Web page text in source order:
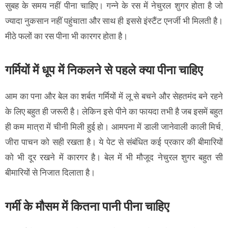
सुबह के समय नहीं पीना चाहिए। गन्ने के रस में नेचुरल शुगर होता है जो
ज्यादा नुकसान नहीं पहुंचाता और साथ ही इससे इंस्टैंट एनर्जी भी मिलती है।
मीठे फलों का रस पीना भी कारगर होता है।
गर्मियों में धूप में निकलने से पहले क्या पीना चाहिए
आम का पना और बेल का शर्बत गर्मियों में लू से बचने और सेहतमंद बने रहने
के लिए बहुत ही जरूरी है। लेकिन इसे पीने का फायदा तभी है जब इसमें बहुत
ही कम मात्रा में चीनी मिली हुई हो। आमपना में डाली जानेवाली काली मिर्च,
जीरा पाचन को सही रखता है। ये पेट से संबंधित कई प्रकार की बीमारियों
को भी दूर रखने में कारगर है। बेल में भी मौजूद नेचुरल शुगर बहुत सी
बीमारियों से निजात दिलाता है।
गर्मी के मौसम में कितना पानी पीना चाहिए